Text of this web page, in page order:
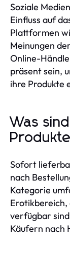
Soziale
Einfluss auf
Plattformen
Meinungen
Online-
präsent sein,
ihre Produkte
Was
Sofort
nach
Kategorie
verfügbar
Käufern nach